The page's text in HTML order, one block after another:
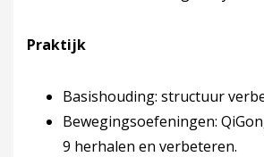
Praktijk
Basishouding: structuur
Bewegingsoefeningen:
9 herhalen en verbeteren.